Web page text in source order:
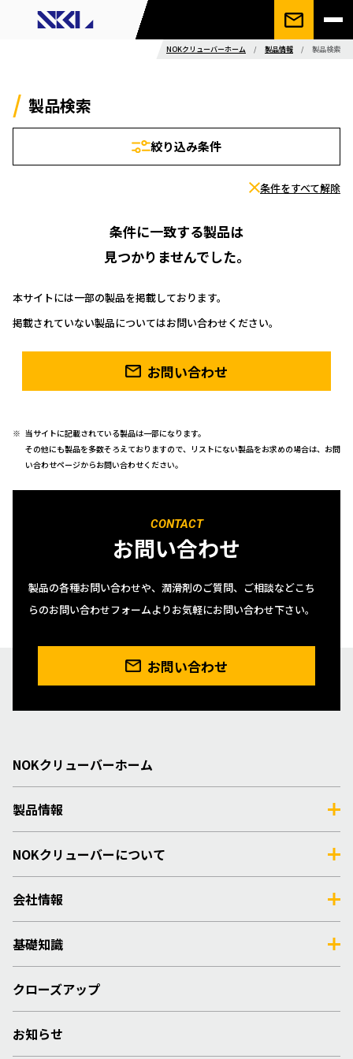
NOKクリューバーホーム / 製品情報 / 製品検索
製品検索
絞り込み条件
条件をすべて解除
条件に一致する製品は
見つかりませんでした。
本サイトには一部の製品を掲載しております。
掲載されていない製品についてはお問い合わせください。
お問い合わせ
当サイトに記載されている製品は一部になります。
その他にも製品を多数そろえておりますので、リストにない製品をお求めの場合は、お問
い合わせページからお問い合わせください。
CONTACT
お問い合わせ
製品の各種お問い合わせや、潤滑剤のご質問、ご相談などこち
らのお問い合わせフォームよりお気軽にお問い合わせ下さい。
お問い合わせ
NOKクリューバーホーム
製品情報
NOKクリューバーについて
会社情報
基礎知識
クローズアップ
お知らせ